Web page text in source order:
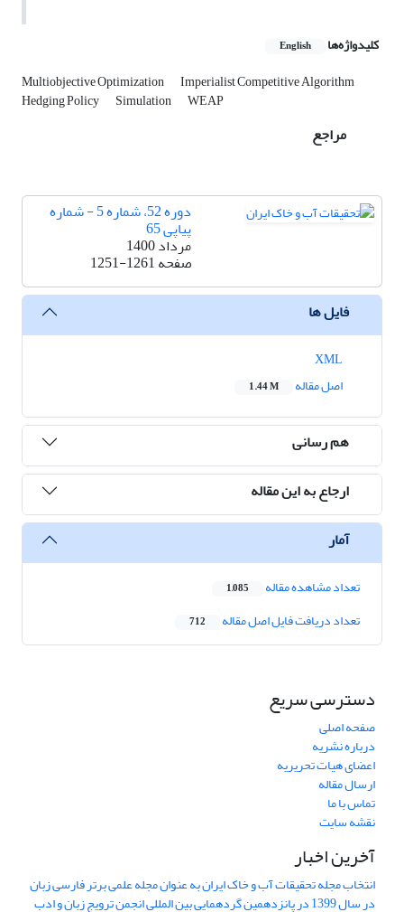
کلیدواژه‌ها English
Multiobjective Optimization Imperialist Competitive Algorithm
Hedging Policy Simulation WEAP
مراجع
دوره 52، شماره 5 - شماره
پیاپی 65
مرداد 1400
صفحه1251-1261
فایل ها
اصل مقاله
1.44 M
هم رسانی
ارجاع به این مقاله
آمار
تعداد مشاهده مقاله 1,085
تعداد دریافت فایل اصل مقاله 712
دسترسی سریع
صفحه اصلی
درباره نشریه
اعضای هیات تحریریه
ارسال مقاله
تماس با ما
نقشه سایت
آخرین اخبار
انتخاب مجله تحقیقات آب و خاک ایران به عنوان مجله علمی برتر فارسی زبان
در سال 1399 در پانزدهمین گردهمایی بین المللی انجمن ترویج زبان و ادب